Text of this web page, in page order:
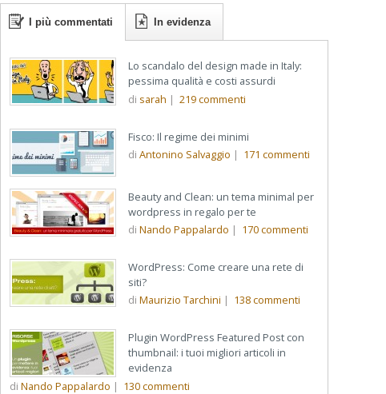
I più commentati In evidenza
Lo scandalo del design made in Italy:
pessima qualità e costi assurdi
di sarah | 219commenti
Fisco: Il regime dei minimi
di Antonino Salvaggio | 171 commenti
Beauty and Clean: un tema minimal per
wordpress in regalo per te
di Nando Pappalardo | 170commenti
WordPress: Come creare una rete di
siti?
di Maurizio Tarchini | 138commenti
Plugin WordPress Featured Post con
thumbnail: i tuoi migliori articoli in
evidenza
di Nando Pappalardo | 130commenti